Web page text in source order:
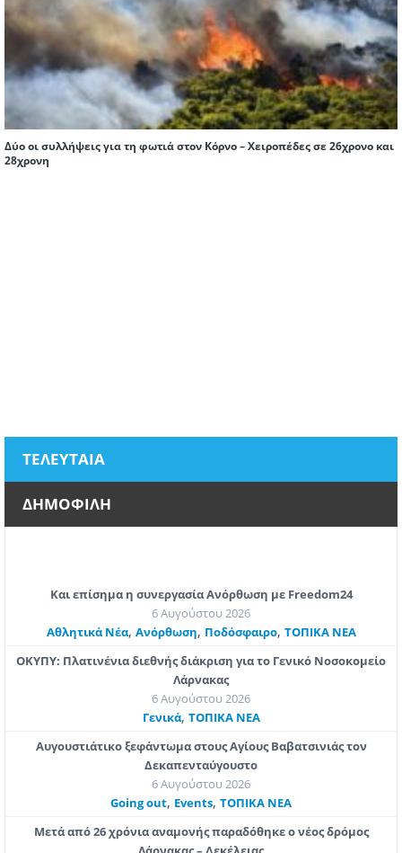
Δύο οι συλλήψεις για τη φωτιά στον Κόρνο – Χειροπέδες σε 26χρονο και
28χρονη
ΤΕΛΕΥΤΑΙΑ
ΔΗΜΟΦΙΛΗ
Και επίσημα η συνεργασία Ανόρθωση με Freedom24
6 Αυγούστου 2026
Αθλητικά Νέα, Ανόρθωση, Ποδόσφαιρο, ΤΟΠΙΚΑ ΝΕΑ
ΟΚΥΠΥ: Πλατινένια διεθνής διάκριση για το Γενικό Νοσοκομείο
Λάρνακας
6 Αυγούστου 2026
Γενικά, ΤΟΠΙΚΑ ΝΕΑ
Αυγουστιάτικο ξεφάντωμα στους Αγίους Βαβατσινιάς τον
Δεκαπενταύγουστο
6 Αυγούστου 2026
Going out, Εvents, ΤΟΠΙΚΑ ΝΕΑ
Μετά από 26 χρόνια αναμονής παραδόθηκε ο νέος δρόμος